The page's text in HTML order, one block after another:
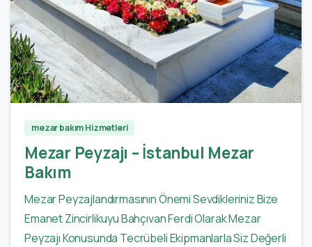
0
mezar bakım Hizmetleri
Mezar Peyzajı – İstanbul Mezar
Bakım
Mezar Peyzajlandırmasının Önemi Sevdikleriniz Bize
Emanet Zincirlikuyu Bahçıvan Ferdi Olarak Mezar
Peyzajı Konusunda Tecrübeli Ekipmanlarla Siz Değerli